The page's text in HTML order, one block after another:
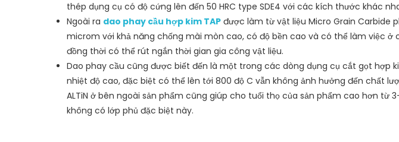
thép dụng cụ có độ cứng lên đến 50 HRC type SDE4 với các kích thước khác
Ngoài ra dao phay cầu hợp kim TAP được làm từ vật liệu Micro Grain Carbide
microm với khả năng chống mài mòn cao, có độ bền cao và có thể làm việc ở
đồng thời có thể rút ngắn thời gian gia công vật liệu.
Dao phay cầu cũng được biết đến là một trong các dòng dụng cụ cắt gọt hợp
nhiệt độ cao, đặc biệt có thể lên tới 800 độ C vẫn không ảnh hưởng đến chất
ALTiN ở bên ngoài sản phẩm cũng giúp cho tuổi thọ của sản phẩm cao hơn từ
không có lớp phủ đặc biệt này.